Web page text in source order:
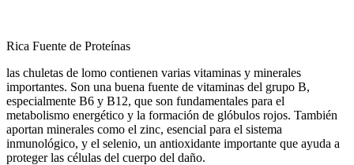
Rica Fuente de Proteínas
las chuletas de lomo contienen varias vitaminas y minerales
importantes. Son una buena fuente de vitaminas del grupo B,
especialmente B6 y B12, que son fundamentales para el
metabolismo energético y la formación de glóbulos rojos. También
aportan minerales como el zinc, esencial para el sistema
inmunológico, y el selenio, un antioxidante importante que ayuda a
proteger las células del cuerpo del daño.